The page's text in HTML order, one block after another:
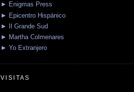
► Enigmas Press
► Epicentro Hispánico
► Il Grande Sud
► Martha Colmenares
► Yo Extranjero
VISITAS